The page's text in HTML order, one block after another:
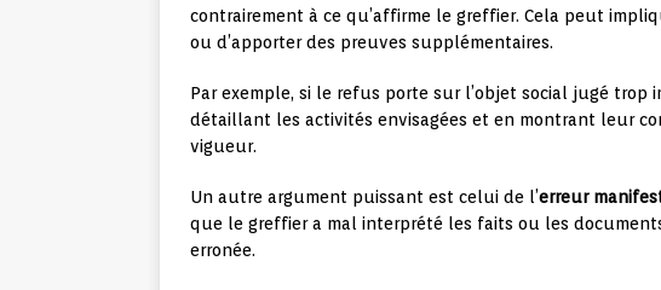
contrairement à ce qu’affirme le greffier. Cela peut
ou d’apporter des preuves supplémentaires.
Par exemple, si le refus porte sur l’objet social jugé trop
détaillant les activités envisagées et en montrant leur
vigueur.
Un autre argument puissant est celui de l’erreur
que le greffier a mal interprété les faits ou les
erronée.